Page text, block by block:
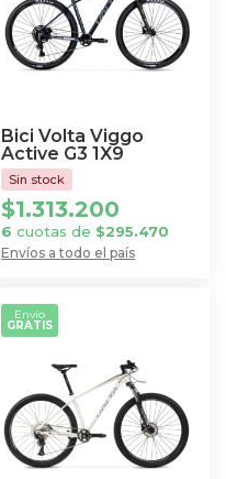
Bici Volta Viggo
Active G3 1X9
Envíos a todo el país
$1.313.200
6 cuotas de $295.470
producto
tiene
variantes.
Las
opciones
se
Envío
GRATIS